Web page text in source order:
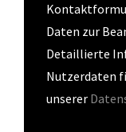
Daten zur
Detaillierte
Nutzerdaten
unserer